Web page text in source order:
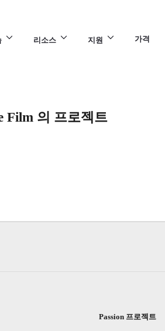
리소스 지원 가격
Film 의 프로젝트
Passion 프로젝트